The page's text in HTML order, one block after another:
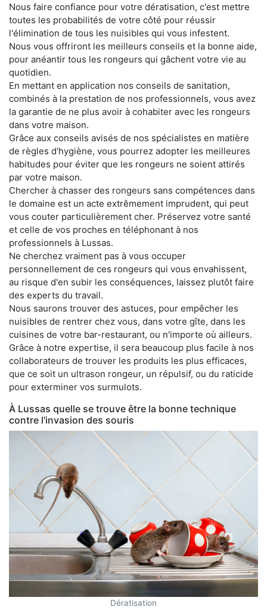
Nous faire confiance pour votre dératisation, c'est mettre
toutes les probabilités de votre côté pour réussir
l'élimination de tous les nuisibles qui vous infestent.
Nous vous offriront les meilleurs conseils et la bonne aide,
pour anéantir tous les rongeurs qui gâchent votre vie au
quotidien.
En mettant en application nos conseils de sanitation,
combinés à la prestation de nos professionnels, vous avez
la garantie de ne plus avoir à cohabiter avec les rongeurs
dans votre maison.
Grâce aux conseils avisés de nos spécialistes en matière
de règles d'hygiène, vous pourrez adopter les meilleures
habitudes pour éviter que les rongeurs ne soient attirés
par votre maison.
Chercher à chasser des rongeurs sans compétences dans
le domaine est un acte extrêmement imprudent, qui peut
vous couter particulièrement cher. Préservez votre santé
et celle de vos proches en téléphonant à nos
professionnels à Lussas.
Ne cherchez vraiment pas à vous occuper
personnellement de ces rongeurs qui vous envahissent,
au risque d'en subir les conséquences, laissez plutôt faire
des experts du travail.
Nous saurons trouver des astuces, pour empêcher les
nuisibles de rentrer chez vous, dans votre gîte, dans les
cuisines de votre bar-restaurant, ou n'importe où ailleurs.
Grâce à notre expertise, il sera beaucoup plus facile à nos
collaborateurs de trouver les produits les plus efficaces,
que ce soit un ultrason rongeur, un répulsif, ou du raticide
pour exterminer vos surmulots.
À Lussas quelle se trouve être la bonne technique
contre l'invasion des souris
Dératisation